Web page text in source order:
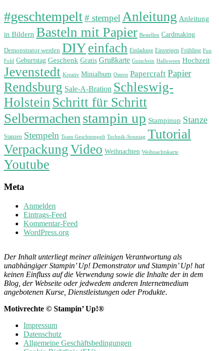
#geschtempelt# stempel Anleitung Anleitung
in Bildern Basteln mit Papier Bestellen Cardmaking
Demonstrator werden DIYeinfach Einladung Einsteigen Frühling Fun
Fold Geburtstag Geschenk Gratis Grußkarte Gutschein Halloween Hochzeit
Jevenstedt Kreativ Minialbum Ostern Papercraft Papier
Rendsburg Sale-A-Bration Schleswig-
Holstein Schritt für Schritt
Selbermachen stampin up Stampinup Stanze
Stanzen Stempeln Team Geschtempelt Technik-Sonntag Tutorial
VerpackungVideo Weihnachten Weihnachtskarte
Youtube
Meta
Anmelden
Eintrags-Feed
Kommentar-Feed
WordPress.org
Der Inhalt unterliegt meiner alleinigen Verantwortung als
unabhängiger Stampin’ Up! Demonstrator und Stampin’ Up! hat
keinen Einfluss auf die Verwendung sowie die Inhalte der in dem
Blog, der Webseite oder jedwedem anderen Internetmedium
angebotenen Kurse, Dienstleistungen oder Produkte.
Motivrechte © Stampin’ Up!®
Impressum
Datenschutz
Allgemeine Geschäftsbedingungen